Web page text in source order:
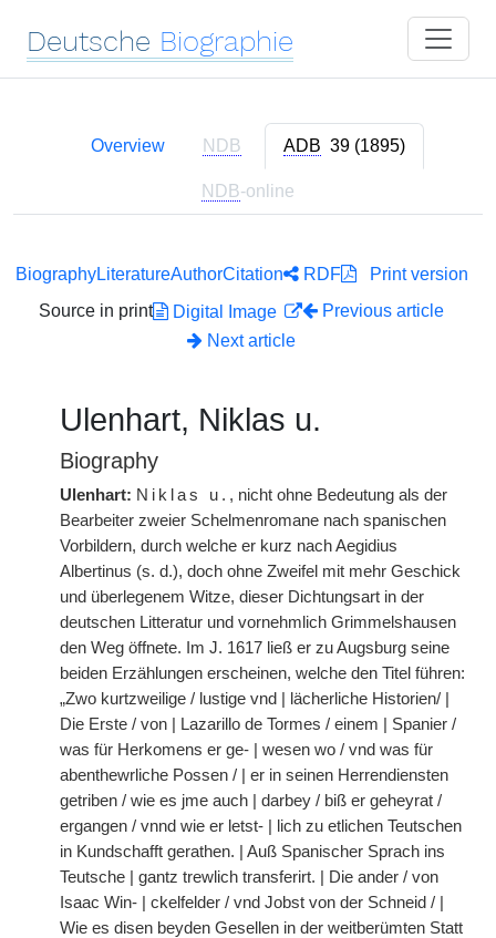
Deutsche Biographie
Overview NDB ADB 39 (1895)
NDB-online
BiographyLiteratureAuthorCitation RDF
Print version
Source in print
Digital Image
Previous article
Next article
Ulenhart, Niklas u.
Biography
Ulenhart: Niklas u. , nicht ohne Bedeutung als der
Bearbeiter zweier Schelmenromane nach spanischen
Vorbildern, durch welche er kurz nach Aegidius
Albertinus (s. d.), doch ohne Zweifel mit mehr Geschick
und überlegenem Witze, dieser Dichtungsart in der
deutschen Litteratur und vornehmlich Grimmelshausen
den Weg öffnete. Im J. 1617 ließ er zu Augsburg seine
beiden Erzählungen erscheinen, welche den Titel führen:
„Zwo kurtzweilige / lustige vnd | lächerliche Historien/ |
Die Erste / von | Lazarillo de Tormes / einem | Spanier /
was für Herkomens er ge- | wesen wo / vnd was für
abenthewrliche Possen / | er in seinen Herrendiensten
getriben / wie es jme auch | darbey / biß er geheyrat /
ergangen / vnnd wie er letst- | lich zu etlichen Teutschen
in Kundschafft gerathen. | Auß Spanischer Sprach ins
Teutsche | gantz trewlich transferirt. | Die ander / von
Isaac Win- | ckelfelder / vnd Jobst von der Schneid / |
Wie es disen beyden Gesellen in der weitberümten Statt